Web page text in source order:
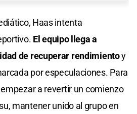
Haas intenta
El equipo llega a
de recuperar rendimientoy
por especulaciones. Para
a revertir un comienzo
mantener unido al grupo en